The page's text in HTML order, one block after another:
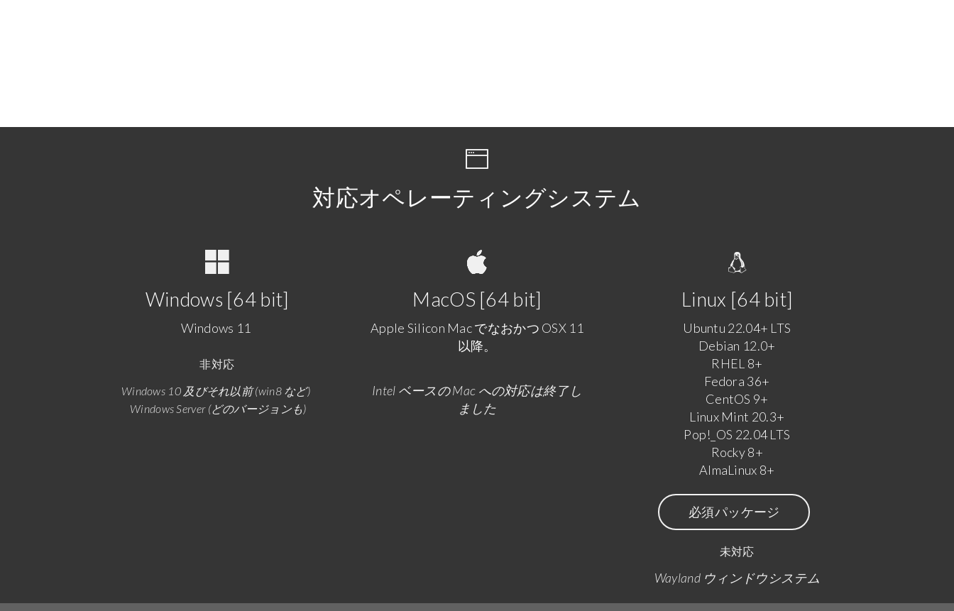
対応オペレーティングシステム
Windows [64 bit]
Windows 11
非対応
Windows 10 及びそれ以前 (win8 など)
Windows Server (どのバージョンも)
MacOS [64 bit]
Apple Silicon Mac でなおかつ OSX 11
以降。
Intel ベースの Mac への対応は終了し
ました
Linux [64 bit]
Ubuntu 22.04+ LTS
Debian 12.0+
RHEL 8+
Fedora 36+
CentOS 9+
Linux Mint 20.3+
Pop!_OS 22.04 LTS
Rocky 8+
AlmaLinux 8+
必須パッケージ
未対応
Wayland ウィンドウシステム